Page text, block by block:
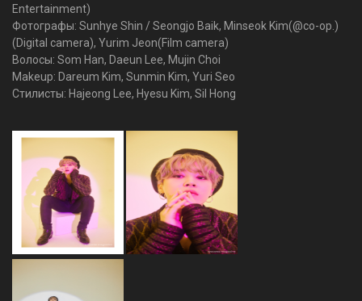
Entertainment)
Фотографы: Sunhye Shin / Seongjo Baik, Minseok Kim(@co-op.)
(Digital camera), Yurim Jeon(Film camera)
Волосы: Som Han, Daeun Lee, Mujin Choi
Makeup: Dareum Kim, Sunmin Kim, Yuri Seo
Стилисты: Hajeong Lee, Hyesu Kim, Sil Hong